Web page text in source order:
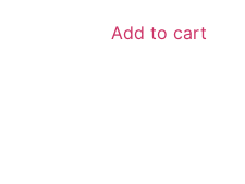
Add to cart